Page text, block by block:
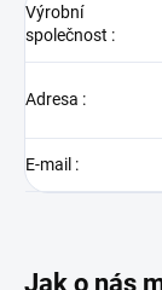
Výrobní
společnost :
Adresa :
E-mail :